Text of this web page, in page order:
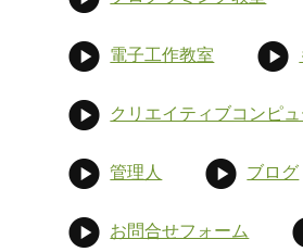
電子工作教室
クリエイティブコンピ
管理人 ブログ
お問合せフォーム